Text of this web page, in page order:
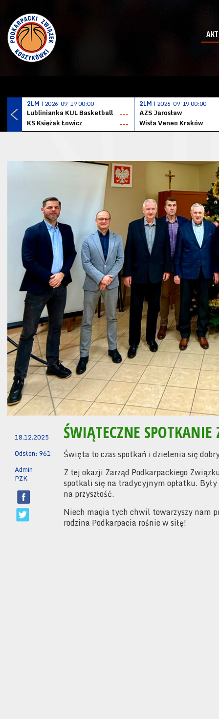
2LM | 2026-09-19 00:00
Lublinianka KUL Basketball
---
KS Księżak Łowicz
---
2LM | 2026-09-19 00:00
AZS Jarosław
Wisła Veneo Kraków
18.12.2025
Odsłon: 961
Admin
PZK
ŚWIĄTECZNE SPOTKANIE
Święta to czas spotkań i dzielenia się
Z tej okazji Zarząd Podkarpackiego
spotkali się na tradycyjnym opłatku.
na przyszłość.
Niech magia tych chwil towarzyszy nam
rodzina Podkarpacia rośnie w siłę!